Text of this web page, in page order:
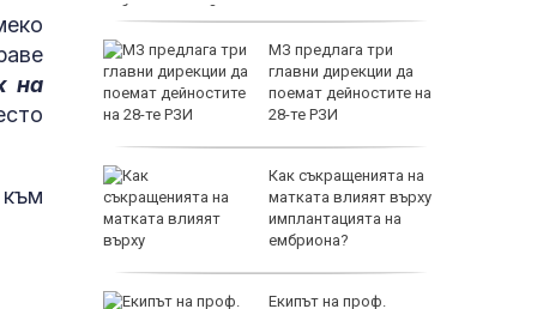
на
през
реки в
заболяването?
МЗ предлага три
главни дирекции да
поемат дейностите на
28-те РЗИ
Как съкращенията на
матката влияят върху
имплантацията на
ембриона?
Екипът на проф.